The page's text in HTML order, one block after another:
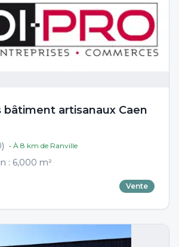
bâtiment artisanaux Caen
) • À 8 km de Ranville
: 6,000 m²
Vente